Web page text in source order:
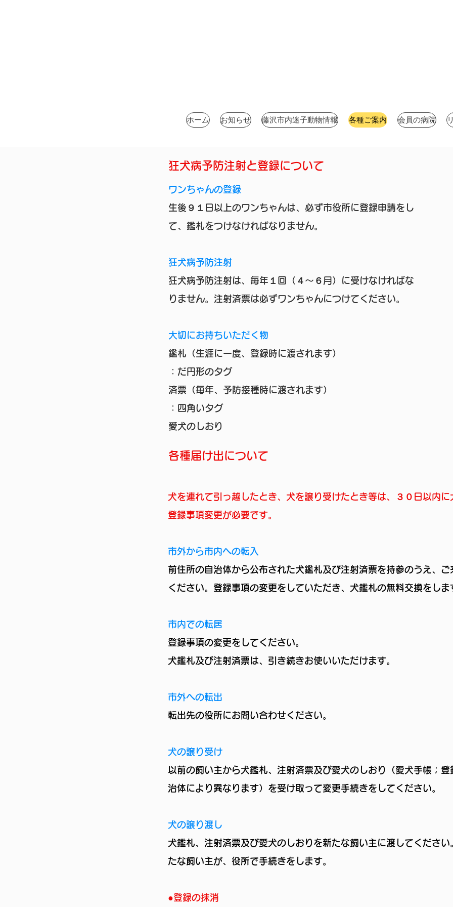
ホーム お知らせ 藤沢市内迷子動物情報 各種ご案内 会員の病院
狂犬病予防注射と登録について
ワンちゃんの登録
生後９１日以上のワンちゃんは、必ず市役所に登録申請をし
て、鑑札をつけなければなりません。
狂犬病予防注射
狂犬病予防注射は、毎年１回（４～６月）に受けなければな
りません。注射済票は必ずワンちゃんにつけてください。
大切にお持ちいただく物
鑑札（生涯に一度、登録時に渡されます）
：だ円形のタグ
済票（毎年、予防接種時に渡されます）
：四角いタグ
愛犬のしおり
各種届け出について
犬を連れて引っ越したとき、犬を譲り受けたとき等は、３０日以内に
登録事項変更が必要です。
市外から市内への転入
前住所の自治体から公布された犬鑑札及び注射済票を持参のうえ、ご
ください。登録事項の変更をしていただき、犬鑑札の無料交換をしま
市内での転居
登録事項の変更をしてください。
犬鑑札及び注射済票は、引き続きお使いいただけます。
市外への転出
転出先の役所にお問い合わせください。
犬の譲り受け
以前の飼い主から犬鑑札、注射済票及び愛犬のしおり（愛犬手帳；登
治体により異なります）を受け取って変更手続きをしてください
犬の譲り渡し
犬鑑札、注射済票及び愛犬のしおりを新たな飼い主に渡してください
たな飼い主が、役所で手続きをします。
●登録の抹消